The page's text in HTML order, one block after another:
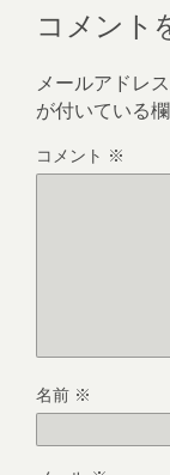
コメント
メールアドレ
が付いている
コメント ※
名前 ※